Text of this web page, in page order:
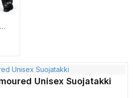
Unisex Suojatakki